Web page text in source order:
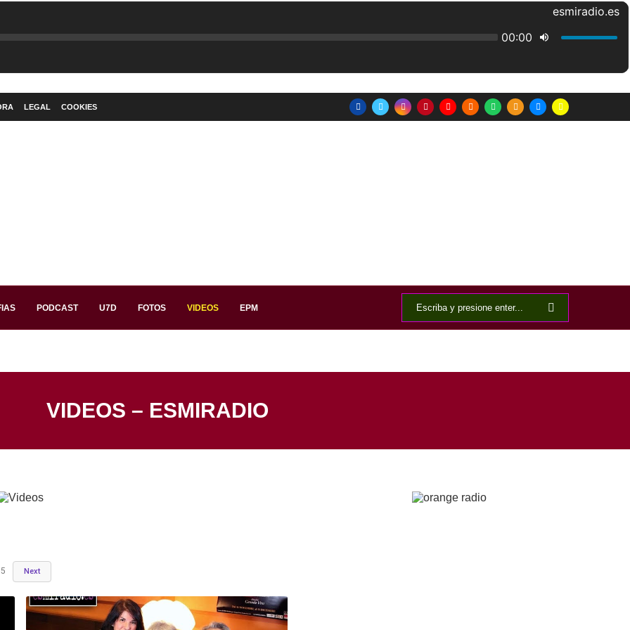
LEGAL COOKIES
PODCAST U7D FOTOS VIDEOS EPM
VIDEOS – ESMIRADIO
5 Next